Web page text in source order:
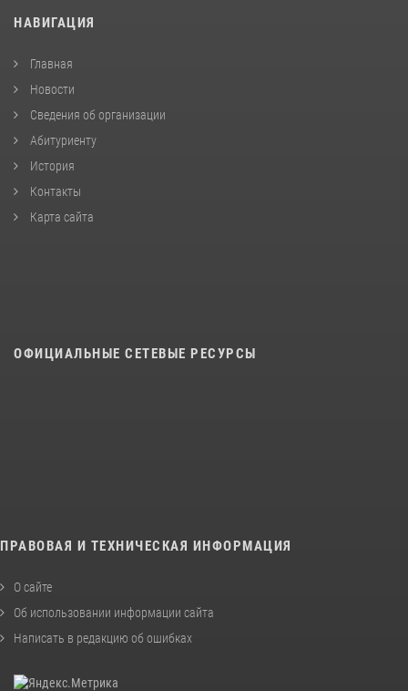
НАВИГАЦИЯ
Главная
Новости
Сведения об организации
Абитуриенту
История
Контакты
Карта сайта
ОФИЦИАЛЬНЫЕ СЕТЕВЫЕ РЕСУРСЫ
ПРАВОВАЯ И ТЕХНИЧЕСКАЯ ИНФОРМАЦИЯ
О сайте
Об использовании информации сайта
Написать в редакцию об ошибках